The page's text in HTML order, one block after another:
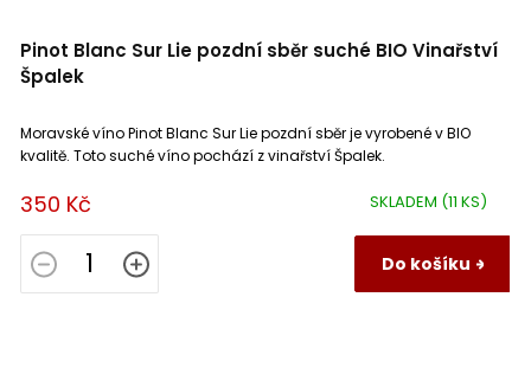
Pinot Blanc Sur Lie pozdní sběr suché BIO Vinařství
Špalek
SKLADEM (11 KS)
350 Kč
Do košíku
Moravské víno Pinot Blanc Sur Lie pozdní sběr je vyrobené v BIO
kvalitě. Toto suché víno pochází z vinařství Špalek.